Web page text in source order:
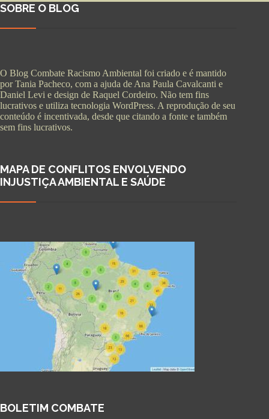
SOBRE O BLOG
O Blog Combate Racismo Ambiental foi criado e é mantido
por Tania Pacheco, com a ajuda de Ana Paula Cavalcanti e
Daniel Levi e design de Raquel Cordeiro. Não tem fins
lucrativos e utiliza tecnologia WordPress. A reprodução de seu
conteúdo é incentivada, desde que citando a fonte e também
sem fins lucrativos.
MAPA DE CONFLITOS ENVOLVENDO
INJUSTIÇA AMBIENTAL E SAÚDE
BOLETIM COMBATE